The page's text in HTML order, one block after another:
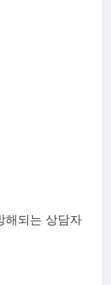
해되는 상담자